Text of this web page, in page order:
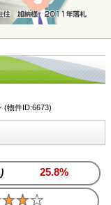
(物件ID:6673)
25.8%